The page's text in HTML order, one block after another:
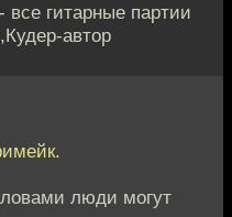
все гитарные партии
автор
люди могут